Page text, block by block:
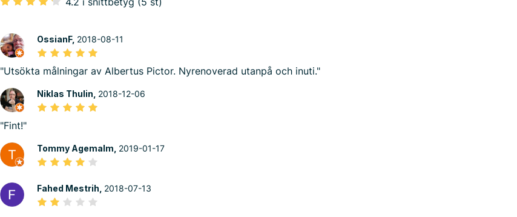
OssianF, 2018-08-11
"Utsökta målningar av Albertus Pictor. Nyrenoverad utanpå och inuti."
Niklas Thulin, 2018-12-06
"Fint!"
Tommy Agemalm, 2019-01-17
Fahed Mestrih, 2018-07-13